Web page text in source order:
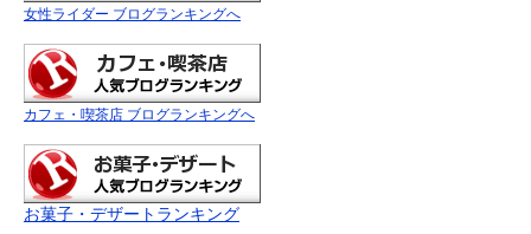
女性ライダー ブログランキングへ
カフェ・喫茶店 ブログランキングへ
お菓子・デザートランキング